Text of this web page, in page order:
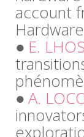
account
E.
A.